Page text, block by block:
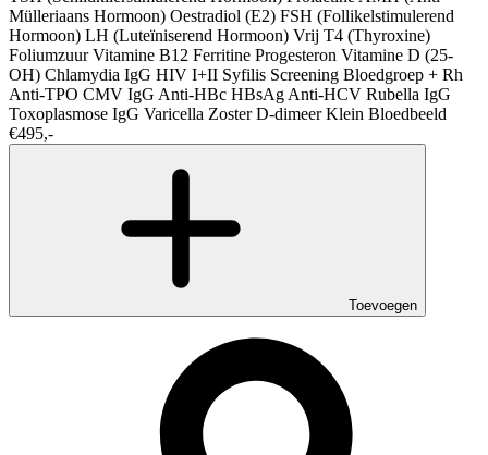
Mülleriaans Hormoon) Oestradiol (E2) FSH (Follikelstimulerend
Hormoon) LH (Luteïniserend Hormoon) Vrij T4 (Thyroxine)
FoliumzuurVitamine B12 Ferritine Progesteron Vitamine D (25-
OH) Chlamydia IgG HIV I+II Syfilis Screening Bloedgroep + Rh
Anti-TPO CMV IgG Anti-HBc HBsAg Anti-HCV Rubella IgG
Toxoplasmose IgG Varicella ZosterD-dimeerKlein Bloedbeeld
€495,-
Toevoegen